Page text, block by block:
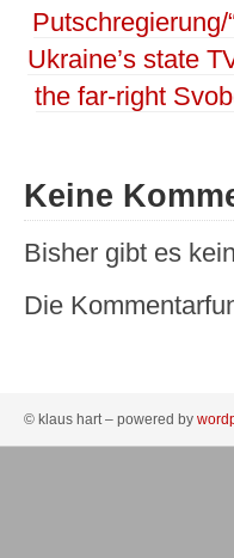
Ukraine’s state
the far-right
Keine
Bisher gibt es
Die
© klaus hart – powered by